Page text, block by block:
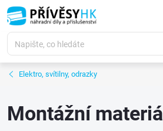
Přejít
na
obsah
Elektro, svítilny, odrazky
Montážní materiál